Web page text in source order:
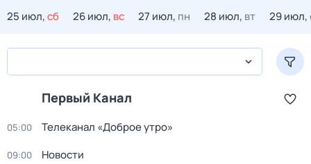
25 июл,сб 26 июл, вс 27 июл, пн 28 июл, вт 29 июл,
Первый Канал
05:00 Телеканал «Доброе утро»
09:00 Новости